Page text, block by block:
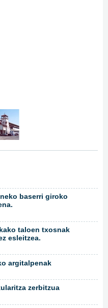
baserri giroko
taloen txosnak
esleitzea.
argitalpenak
zerbitzua